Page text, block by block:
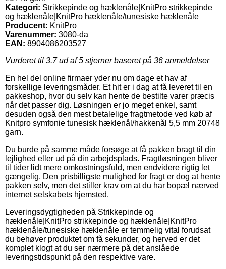
Kategori: Strikkepinde og hæklenåle|KnitPro strikkepinde
og hæklenåle|KnitPro hæklenåle/tunesiske hæklenåle
Producent: KnitPro
Varenummer: 3080-da
EAN: 8904086203527
Vurderet til 3.7ud af 5 stjerner baseret på 36 anmeldelser
En hel del online firmaer yder nu om dage et hav af
forskellige leveringsmåder. Et hit er i dag at få leveret til en
pakkeshop, hvor du selv kan hente de bestilte varer præcis
når det passer dig. Løsningen er jo meget enkel, samt
desuden også den mest betalelige fragtmetode ved køb af
Knitpro symfonie tunesisk hæklenål/hakkenål 5,5 mm 20748
garn.
Du burde på samme måde forsøge at få pakken bragt til din
lejlighed eller ud på din arbejdsplads. Fragtløsningen bliver
til tider lidt mere omkostningsfuld, men endvidere rigtig let
gængelig. Den prisbilligste mulighed for fragt er dog at hente
pakken selv, men det stiller krav om at du har bopæl nærved
internet selskabets hjemsted.
Leveringsdygtigheden på Strikkepinde og
hæklenåle|KnitPro strikkepinde og hæklenåle|KnitPro
hæklenåle/tunesiske hæklenåle er temmelig vital forudsat
du behøver produktet om få sekunder, og herved er det
komplet klogt at du ser nærmere på det anslåede
leveringstidspunkt på den respektive vare.